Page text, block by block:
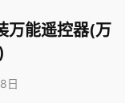
万能遥控器(万
日